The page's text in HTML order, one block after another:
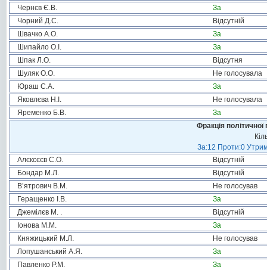
Чернєв Є.В.
За
Чорний Д.С.
Відсутній
Швачко А.О.
За
Шипайло О.І.
За
Шпак Л.О.
Відсутня
Шуляк О.О.
Не голосувала
Юраш С.А.
За
Яковлєва Н.І.
Не голосувала
Яременко Б.В.
За
Фракція
За:12 Проти:0
Алєксєєв С.О.
Відсутній
Бондар М.Л.
Відсутній
В’ятрович В.М.
Не голосував
Геращенко І.В.
За
Джемілєв М. .
Відсутній
Іонова М.М.
За
Княжицький М.Л.
Не голосував
Лопушанський А.Я.
За
Павленко Р.М.
За